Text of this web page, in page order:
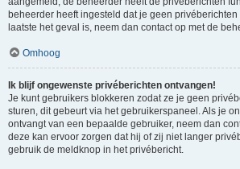
beheerder heeft ingesteld dat je geen
laatste het geval is, neem dan contact op met de
Omhoog
Ik blijf ongewenste privéberichten ontvangen!
Je kunt gebruikers blokkeren zodat ze je geen
sturen, dit gebeurt via het gebruikerspaneel. Als je
ontvangt van een bepaalde gebruiker, neem dan
deze kan ervoor zorgen dat hij of zij niet langer
gebruik de meldknop in het privébericht.